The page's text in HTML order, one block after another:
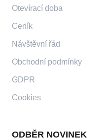
Otevírací doba
Ceník
Návštěvní řád
Obchodní podmínky
GDPR
Cookies
ODBĚR NOVINEK